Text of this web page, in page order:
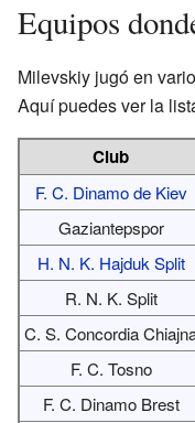
Equipos
Milevskiy jugó en
Aquí puedes ver la
Club
F. C. Dinamo de Kiev
Gaziantepspor
H. N. K. Hajduk Split
R. N. K. Split
C. S. Concordia
F. C. Tosno
F. C. Dinamo Brest